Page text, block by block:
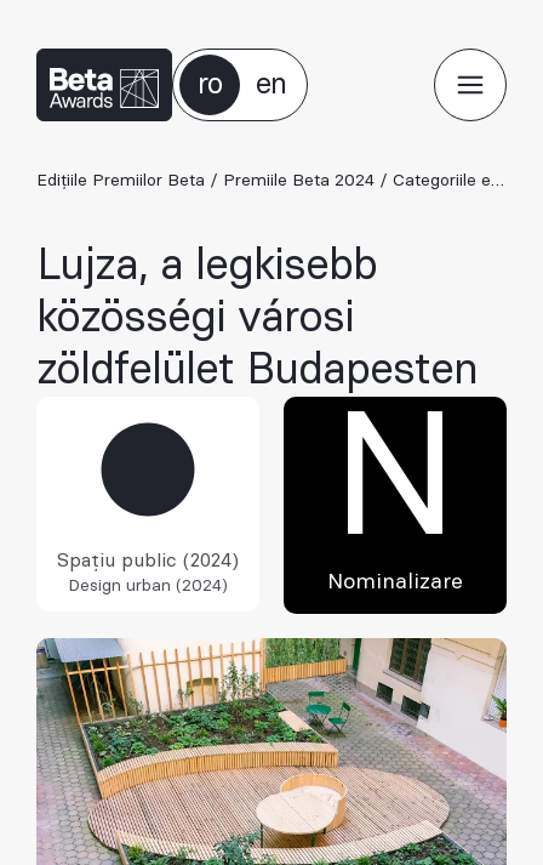
ro en
Edițiile Premiilor Beta / Premiile Beta 2024 / Categoriile ediției 2024
Lujza, a legkisebb
közösségi városi
zöldfelület Budapesten
Spațiu public (2024)
Design urban (2024)
N
Nominalizare